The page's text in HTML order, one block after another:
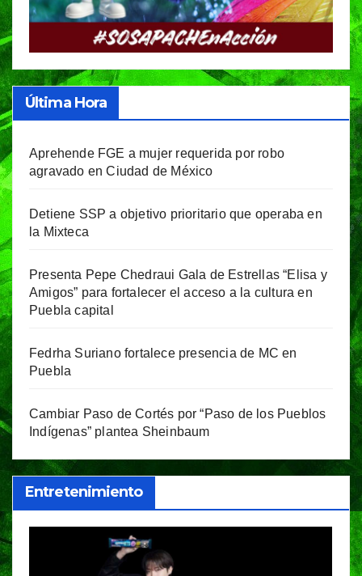
Última Hora
Aprehende FGE a mujer requerida por robo
agravado en Ciudad de México
Detiene SSP a objetivo prioritario que operaba en
la Mixteca
Presenta Pepe Chedraui Gala de Estrellas “Elisa y
Amigos” para fortalecer el acceso a la cultura en
Puebla capital
Fedrha Suriano fortalece presencia de MC en
Puebla
Cambiar Paso de Cortés por “Paso de los Pueblos
Indígenas” plantea Sheinbaum
Entretenimiento